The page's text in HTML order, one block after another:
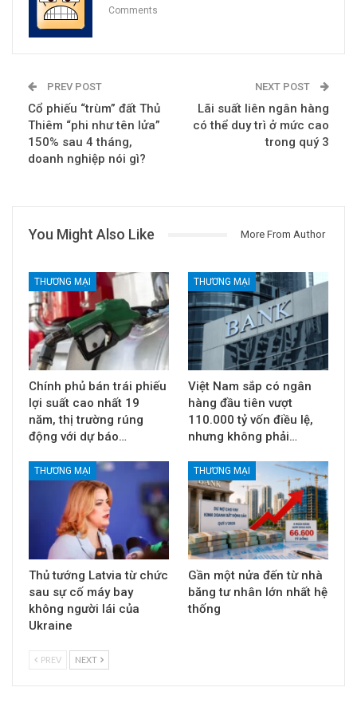
Comments
PREV POST
Cổ phiếu “trùm” đất Thủ
Thiêm “phi như tên lửa”
150% sau 4 tháng,
doanh nghiệp nói gì?
NEXT POST
Lãi suất liên ngân hàng
có thể duy trì ở mức cao
trong quý 3
You Might Also Like More From Author
THƯƠNG MẠI
Chính phủ bán trái phiếu
lợi suất cao nhất 19
năm, thị trường rúng
động với dự báo…
THƯƠNG MẠI
Việt Nam sắp có ngân
hàng đầu tiên vượt
110.000 tỷ vốn điều lệ,
nhưng không phải…
THƯƠNG MẠI
Thủ tướng Latvia từ chức
sau sự cố máy bay
không người lái của
Ukraine
THƯƠNG MẠI
Gần một nửa đến từ nhà
băng tư nhân lớn nhất hệ
thống
PREV NEXT